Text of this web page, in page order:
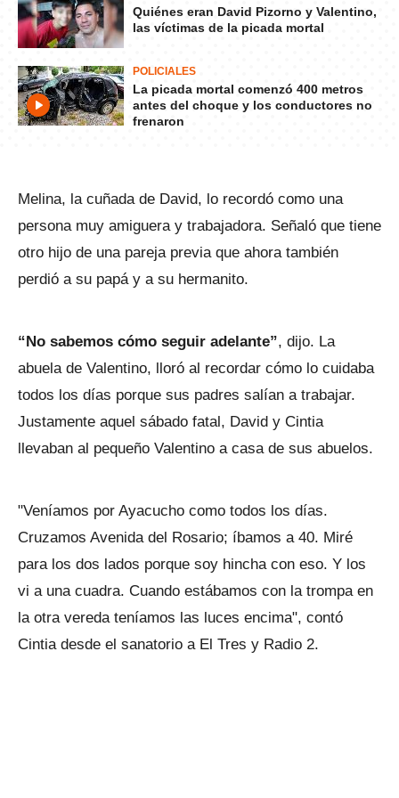
Quiénes eran David Pizorno y Valentino,
las víctimas de la picada mortal
POLICIALES
La picada mortal comenzó 400 metros
antes del choque y los conductores no
frenaron
Melina, la cuñada de David, lo recordó como una
persona muy amiguera y trabajadora. Señaló que tiene
otro hijo de una pareja previa que ahora también
perdió a su papá y a su hermanito.
“No sabemos cómo seguir adelante”, dijo. La
abuela de Valentino, lloró al recordar cómo lo cuidaba
todos los días porque sus padres salían a trabajar.
Justamente aquel sábado fatal, David y Cintia
llevaban al pequeño Valentino a casa de sus abuelos.
"Veníamos por Ayacucho como todos los días.
Cruzamos Avenida del Rosario; íbamos a 40. Miré
para los dos lados porque soy hincha con eso. Y los
vi a una cuadra. Cuando estábamos con la trompa en
la otra vereda teníamos las luces encima", contó
Cintia desde el sanatorio a El Tres y Radio 2.